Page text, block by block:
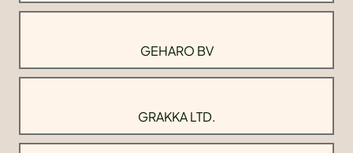
GEHARO BV
GRAKKA LTD.